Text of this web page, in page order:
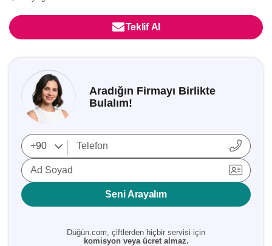
Teklif Al
Aradığın Firmayı Birlikte
Bulalım!
Ad Soyad
Seni Arayalım
Düğün.com, çiftlerden hiçbir servisi için
komisyon veya ücret almaz.